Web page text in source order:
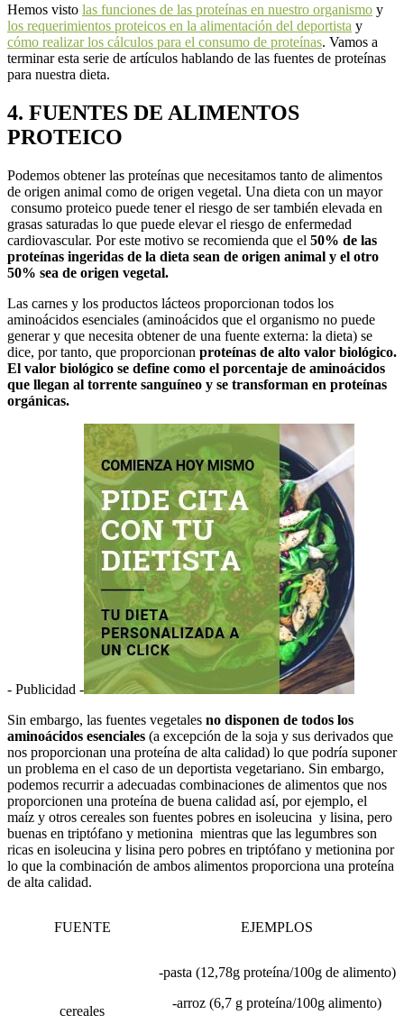
Hemos visto las funciones de las proteínas en nuestro organismo y
los requerimientos proteicos en la alimentación del deportista y
cómo realizar los cálculos para el consumo de proteínas. Vamos a
terminar esta serie de artículos hablando de las fuentes de proteínas
para nuestra dieta.
4. FUENTES DE ALIMENTOS
PROTEICO
Podemos obtener las proteínas que necesitamos tanto de alimentos
de origen animal como de origen vegetal. Una dieta con un mayor
consumo proteico puede tener el riesgo de ser también elevada en
grasas saturadas lo que puede elevar el riesgo de enfermedad
cardiovascular. Por este motivo se recomienda que el 50% de las
proteínas ingeridas de la dieta sean de origen animal y el otro
50% sea de origen vegetal.
Las carnes y los productos lácteos proporcionan todos los
aminoácidos esenciales (aminoácidos que el organismo no puede
generar y que necesita obtener de una fuente externa: la dieta) se
dice, por tanto, que proporcionan proteínas de alto valor biológico.
El valor biológico se define como el porcentaje de aminoácidos
que llegan al torrente sanguíneo y se transforman en proteínas
orgánicas.
- Publicidad -
Sin embargo, las fuentes vegetales no disponen de todos los
aminoácidos esenciales (a excepción de la soja y sus derivados que
nos proporcionan una proteína de alta calidad) lo que podría suponer
un problema en el caso de un deportista vegetariano. Sin embargo,
podemos recurrir a adecuadas combinaciones de alimentos que nos
proporcionen una proteína de buena calidad así, por ejemplo, el
maíz y otros cereales son fuentes pobres en isoleucina y lisina, pero
buenas en triptófano y metionina mientras que las legumbres son
ricas en isoleucina y lisina pero pobres en triptófano y metionina por
lo que la combinación de ambos alimentos proporciona una proteína
de alta calidad.
FUENTE EJEMPLOS
cereales
-pasta (12,78g proteína/100g de alimento)
-arroz (6,7 g proteína/100g alimento)